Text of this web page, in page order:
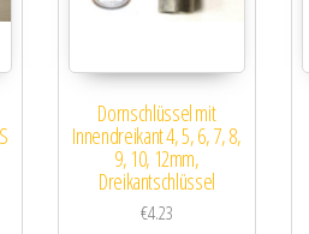
Dornschlüssel mit
Innendreikant 4, 5, 6, 7, 8,
9, 10, 12mm,
Dreikantschlüssel
€4.23